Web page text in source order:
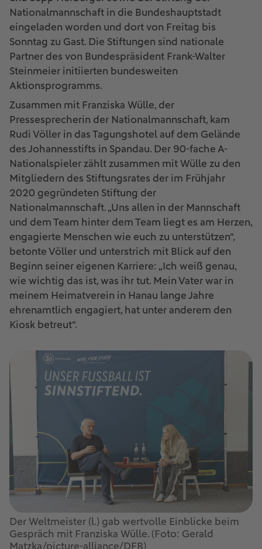
Nationalmannschaft in die Bundeshauptstadt
eingeladen worden und dort von Freitag bis
Sonntag zu Gast. Die Stiftungen sind nationale
Partner des von Bundespräsident Frank-Walter
Steinmeier initiierten bundesweiten
Aktionsprogramms.
Zusammen mit Franziska Wülle, der
Pressesprecherin der Nationalmannschaft, kam
Rudi Völler in das Tagungshotel auf dem Gelände
des Johannesstifts in Spandau. Der 90-fache A-
Nationalspieler zählt zusammen mit Wülle zu den
Mitgliedern des Stiftungsrates der im Frühjahr
2020 gegründeten Stiftung der
Nationalmannschaft. „Uns allen in der Mannschaft
und dem Team hinter dem Team liegt es am Herzen,
engagierte Menschen wie euch zu unterstützen“,
betonte Völler und unterstrich mit Blick auf den
Beginn seiner eigenen Karriere: „Ich weiß genau,
wie wichtig das ist, was ihr tut. Mein Vater war in
meinem Heimatverein in Hanau lange Jahre
ehrenamtlich engagiert, hat unter anderem den
Kiosk betreut“.
Der Weltmeister (l.) gab wertvolle Einblicke beim
Gespräch mit Franziska Wülle. (Foto: Gerald
Matzka/picture-alliance/DFB)